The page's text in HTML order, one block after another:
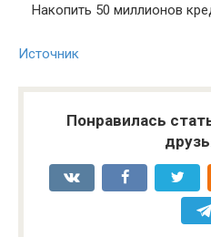
Накопить 50 миллионов
Источник
Понравилась